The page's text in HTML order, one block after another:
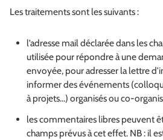
Les traitements sont les suivants :
l’adresse mail déclarée dans les
utilisée pour répondre à une
envoyée, pour adresser la lettre
informer des événements
à projets…) organisés ou co-
les commentaires libres peuvent
champs prévus à cet effet. NB : il